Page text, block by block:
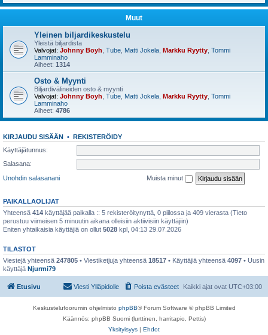
Muut
Yleinen biljardikeskustelu
Yleistä biljardista
Valvojat: Johnny Boyh Tube Matti Jokela Markku Ryytty Tommi
Lamminaho
Aiheet: 1314
Osto & Myynti
Biljardivälineiden osto & myynti
Valvojat: Johnny Boyh Tube Matti Jokela Markku Ryytty Tommi
Lamminaho
Aiheet: 4786
KIRJAUDU SISÄÄN • REKISTERÖIDY
Käyttäjätunnus:
Salasana:
Unohdin salasanani
Muista minut
PAIKALLAOLIJAT
Yhteensä 414 käyttäjää paikalla :: 5 rekisteröitynyttä, 0 piilossa ja 409 vierasta (Tieto
perustuu viimeisen 5 minuutin aikana olleisiin aktiivisiin käyttäjiin)
Eniten yhtaikaisia käyttäjiä on ollut 5028 kpl, 04:13 29.07.2026
TILASTOT
Viestejä yhteensä 247805 • Viestiketjuja yhteensä 18517 • Käyttäjiä yhteensä 4097 • Uusin
käyttäjä Njurmi79
Etusivu Kaikki ajat ovat UTC+03:00
Poista evästeet
Viesti Ylläpidolle
Keskustelufoorumin ohjelmisto phpBB® Forum Software © phpBB Limited
Käännös: phpBB Suomi (lurttinen, harritapio, Pettis)
Yksityisyys | Ehdot